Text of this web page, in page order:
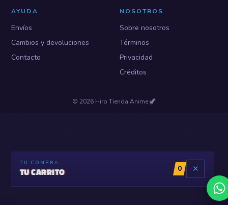
AYUDA
Envíos
Cambios y devoluciones
Contacto
NOSOTROS
Sobre nosotros
Términos
Privacidad
Créditos
© 2026 Hiro Tienda Anime🦖
TU COMPRA
TU CARRITO 0 ✕